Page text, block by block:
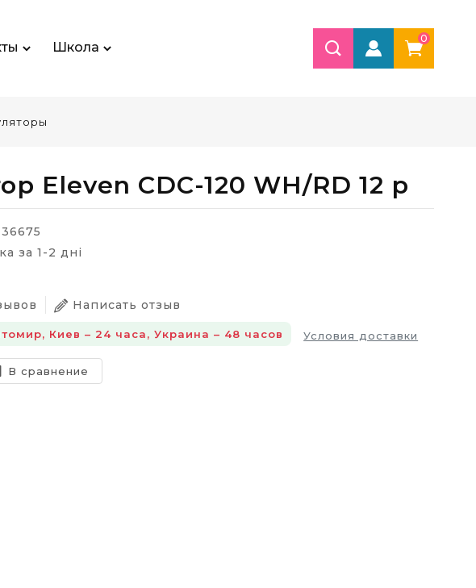
Школа
0
Eleven CDC-120 WH/RD 12 р
за 1-2 дні
Написать отзыв
Киев – 24 часа, Украина – 48 часов Условия доставки
В сравнение